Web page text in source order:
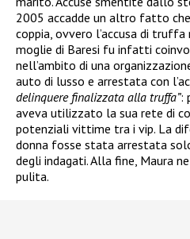
2005 accadde un altro fatto
coppia, ovvero l’accusa di
moglie di Baresi fu infatti
nell’ambito di una
auto di lusso e arrestata con
delinquere finalizzata alla truffa”:
aveva utilizzato la sua rete di
potenziali vittime tra i vip. La
donna fosse stata arrestata
degli indagati. Alla fine, Maura
pulita.